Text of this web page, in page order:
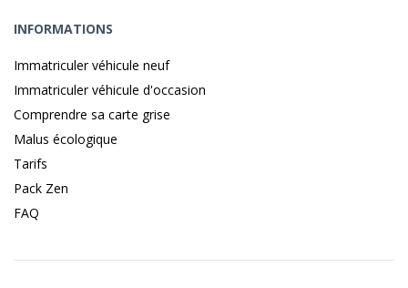
INFORMATIONS
Immatriculer véhicule neuf
Immatriculer véhicule d'occasion
Comprendre sa carte grise
Malus écologique
Tarifs
Pack Zen
FAQ